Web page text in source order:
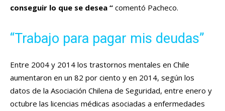
conseguir lo que se desea “ comentó Pacheco.
“Trabajo para pagar mis deudas”
Entre 2004 y 2014 los trastornos mentales en Chile
aumentaron en un 82 por ciento y en 2014, según los
datos de la Asociación Chilena de Seguridad, entre enero y
octubre las licencias médicas asociadas a enfermedades